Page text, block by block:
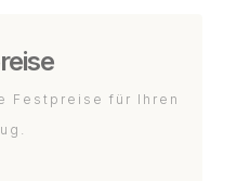
Festpreise für Ihren